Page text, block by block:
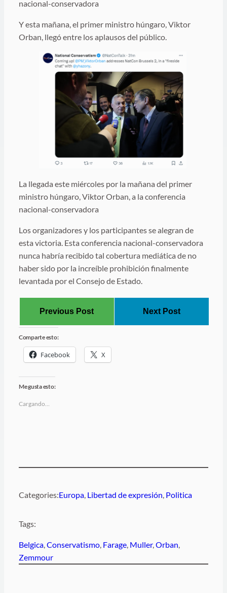
nacional-conservadora
Y esta mañana, el primer ministro húngaro, Viktor
Orban, llegó entre los aplausos del público.
La llegada este miércoles por la mañana del primer
ministro húngaro, Viktor Orban, a la conferencia
nacional-conservadora
Los organizadores y los participantes se alegran de
esta victoria. Esta conferencia nacional-conservadora
nunca habría recibido tal cobertura mediática de no
haber sido por la increíble prohibición finalmente
levantada por el Consejo de Estado.
Previous Post Next Post
Comparte esto:
Facebook X
Me gusta esto:
Cargando…
Categories:Europa, Libertad de expresión Politica
Tags:
Belgica, Conservatismo, Farage, Muller, Orban,
Zemmour